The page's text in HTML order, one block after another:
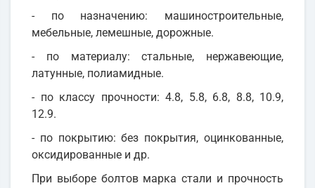
- по назначению: машиностроительные,
мебельные, лемешные, дорожные.
- по материалу: стальные, нержавеющие,
латунные, полиамидные.
- по классу прочности: 4.8, 5.8, 6.8, 8.8, 10.9,
12.9.
- по покрытию: без покрытия, оцинкованные,
оксидированные и др.
При выборе болтов марка стали и прочность